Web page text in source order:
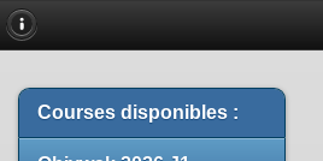
Courses disponibles :